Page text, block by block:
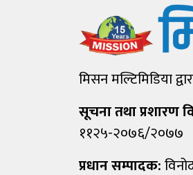
मिसन मल्टिमिडिया
सूचना तथा प्रशारण
११२५-२०७६/२०७७
प्रधान सम्पादक: